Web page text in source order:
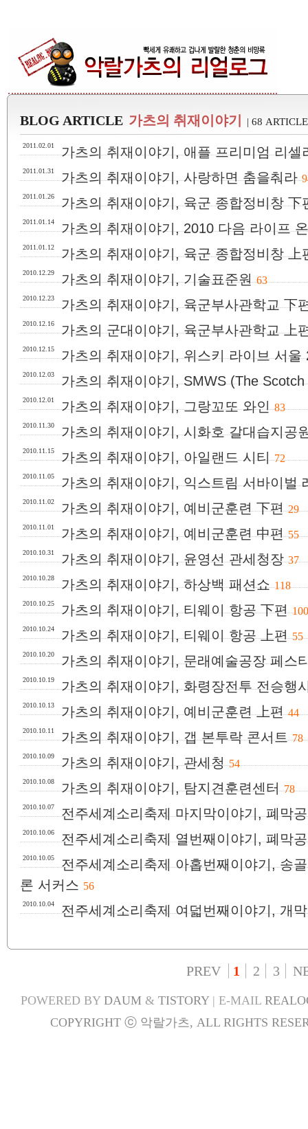
BLOG ARTICLE 가츠의 취재이야기 | 68
2011.02.01 가츠의 취재이야기, 애플 프리미엄 리셀
2011.01.31 가츠의 취재이야기, 사랑하면 춤을춰라
2011.01.26 가츠의 취재이야기, 육군 종합정비창 下
2011.01.14 가츠의 취재이야기, 2010 다음 라이프
2011.01.12 가츠의 취재이야기, 육군 종합정비창 上
2010.12.29 가츠의 취재이야기, 기술표준원 63
2010.12.23 가츠의 취재이야기, 육군부사관학교 下
2010.12.16 가츠의 군대이야기, 육군부사관학교 上
2010.12.15 가츠의 취재이야기, 위스키 라이브 서울
2010.12.03 가츠의 취재이야기, SMWS (The
2010.12.01 가츠의 취재이야기, 그랑꼬또 와인 83
2010.11.30 가츠의 취재이야기, 시화호 갈대습지공
2010.11.15 가츠의 취재이야기, 아일랜드 시티 72
2010.11.05 가츠의 취재이야기, 익스트림 서바이벌
2010.11.02 가츠의 취재이야기, 예비군훈련 下편 29
2010.11.01 가츠의 취재이야기, 예비군훈련 中편 55
2010.10.31 가츠의 취재이야기, 윤영선 관세청장 37
2010.10.28 가츠의 취재이야기, 하상백 패션쇼 118
2010.10.25 가츠의 취재이야기, 티웨이 항공 下편 100
2010.10.24 가츠의 취재이야기, 티웨이 항공 上편 55
2010.10.20 가츠의 취재이야기, 문래예술공장 페스
2010.10.19 가츠의 취재이야기, 화령장전투 전승행
2010.10.13 가츠의 취재이야기, 예비군훈련 上편 44
2010.10.11 가츠의 취재이야기, 갭 본투락 콘서트 78
2010.10.09 가츠의 취재이야기, 관세청 54
2010.10.08 가츠의 취재이야기, 탐지견훈련센터 78
2010.10.07 전주세계소리축제 마지막이야기, 폐막
2010.10.06 전주세계소리축제 열번째이야기, 폐막
2010.10.05
전주세계소리축제 아홉번째이야기, 송
론 서커스 56
2010.10.04 전주세계소리축제 여덟번째이야기, 개
PREV 1 2 3
POWERED BY DAUM& TISTORY| E-MAIL
COPYRIGHT ⓒ 악랄가츠, ALL RIGHTS